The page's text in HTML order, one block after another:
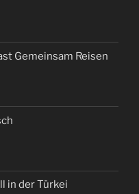
Gemeinsam Reisen
in der Türkei